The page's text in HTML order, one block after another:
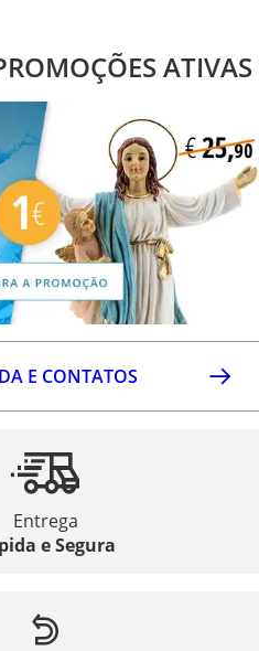
ATIVAS
E CONTATOS
Entrega
e Segura